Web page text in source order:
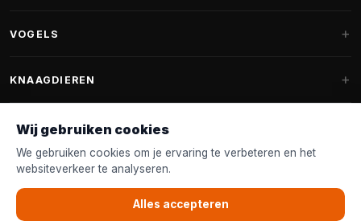
Fantail hondenmanden
Hondenspeelgoed
Halsband & Lijn
Shampoo & Verzorging
Krabpalen voor Maine Coon
Kattenmanden
VOGELS
Vogelvoer binnenvogels
Voederhuisjes
Nestkastjes & Nesting
Tuinvogelvoer
KNAAGDIEREN
Knaagdierenvoer
Accessoires
KLANTENSERVICE
Wij gebruiken cookies
We gebruiken cookies om je ervaring te verbeteren en het
websiteverkeer te analyseren.
Alles accepteren